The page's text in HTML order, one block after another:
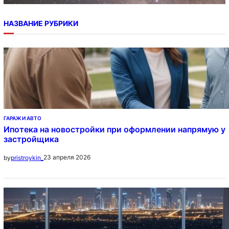
НАЗВАНИЕ РУБРИКИ
ГАРАЖ И АВТО
Ипотека на новостройки при оформлении напрямую у
застройщика
bypristroykin_ 23 апреля 2026